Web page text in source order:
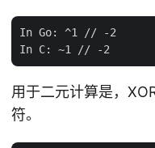
In Go: ^1 // -2
用于二元计算是，
符。